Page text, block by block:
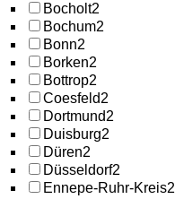
Bocholt2
Bochum2
Bonn2
Borken2
Bottrop2
Coesfeld2
Dortmund2
Duisburg2
Düren2
Düsseldorf2
Ennepe-Ruhr-Kreis2